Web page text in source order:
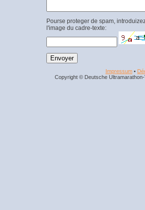
Pourse proteger de spam,
l'image du cadre-texte:
Impressum •
Copyright © Deutsche